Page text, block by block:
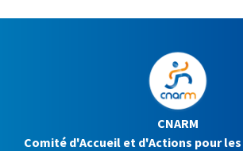
CNARM
Comité d'Accueil et d'Actions pour